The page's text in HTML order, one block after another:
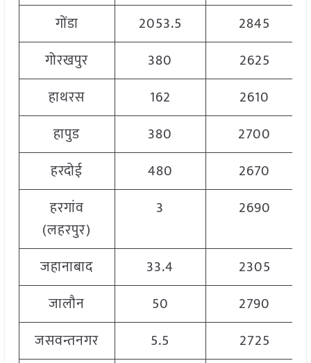
गोंडा
2053.5
2845
गोरखपुर
380
2625
हाथरस
162
2610
हापुड
380
2700
हरदोई
480
2670
हरगांव
(लहरपुर)
3 2690
जहानाबाद 33.4
2305
जालौन
50
2790
जसवन्तनगर
5.5
2725